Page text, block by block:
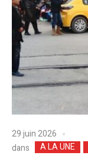
29 juin 2026
dans
A LA UNE